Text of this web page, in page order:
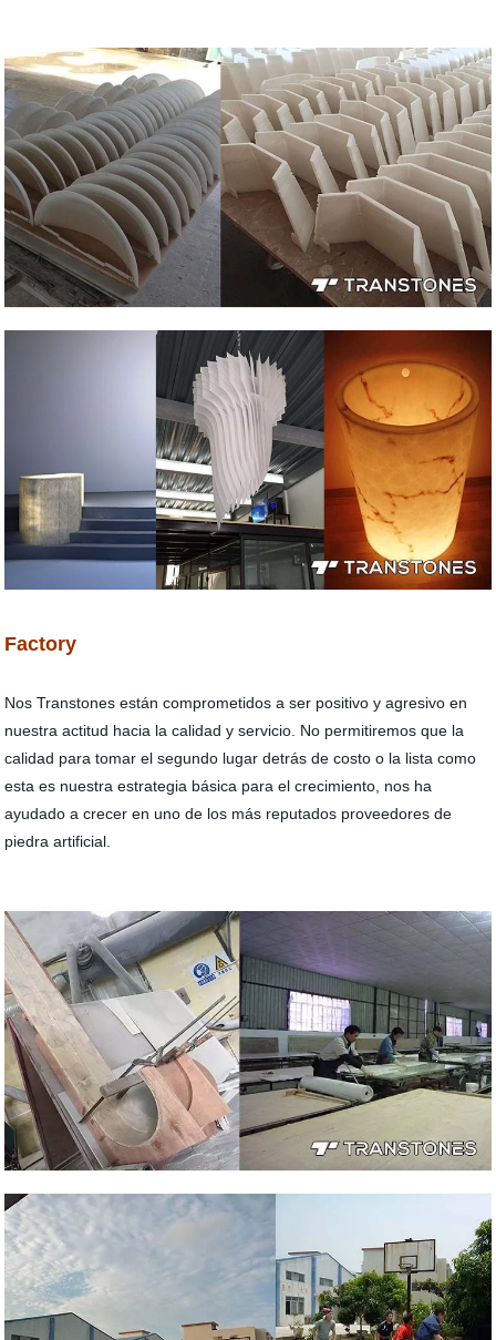
Factory
Nos Transtones están comprometidos a ser positivo y agresivo en
nuestra actitud hacia la calidad y servicio. No permitiremos que la
calidad para tomar el segundo lugar detrás de costo o la lista como
esta es nuestra estrategia básica para el crecimiento, nos ha
ayudado a crecer en uno de los más reputados proveedores de
piedra artificial.